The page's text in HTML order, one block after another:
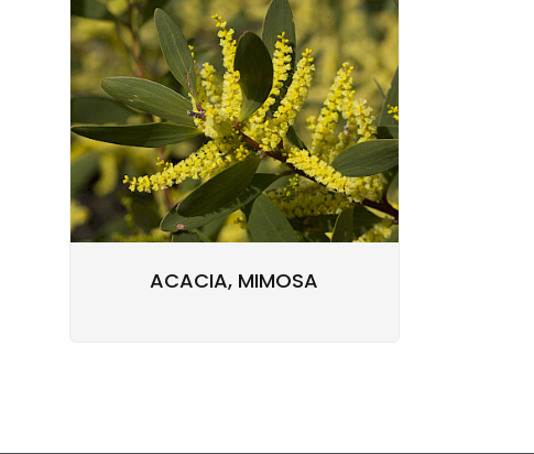
ACACIA, MIMOSA